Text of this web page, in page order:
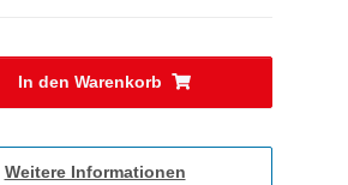
In den Warenkorb
Weitere Informationen